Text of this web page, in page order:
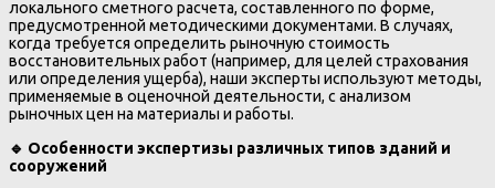
локального сметного расчета, составленного по форме,
предусмотренной методическими документами. В случаях,
когда требуется определить рыночную стоимость
восстановительных работ (например, для целей страхования
или определения ущерба), наши эксперты используют методы,
применяемые в оценочной деятельности, с анализом
рыночных цен на материалы и работы.
🔹 Особенности экспертизы различных типов зданий и
сооружений